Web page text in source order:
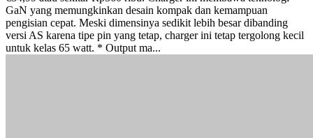
GaN yang memungkinkan desain kompak dan kemampuan
pengisian cepat. Meski dimensinya sedikit lebih besar dibanding
versi AS karena tipe pin yang tetap, charger ini tetap tergolong kecil
untuk kelas 65 watt. * Output ma...